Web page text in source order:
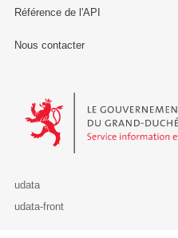
Référence de l'API
Nous contacter
Le Gouvernement du Grand-
udata
udata-front